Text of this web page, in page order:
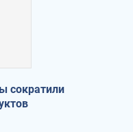
сократили